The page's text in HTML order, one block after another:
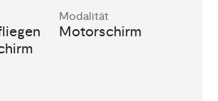
Modalität
Motorschirm